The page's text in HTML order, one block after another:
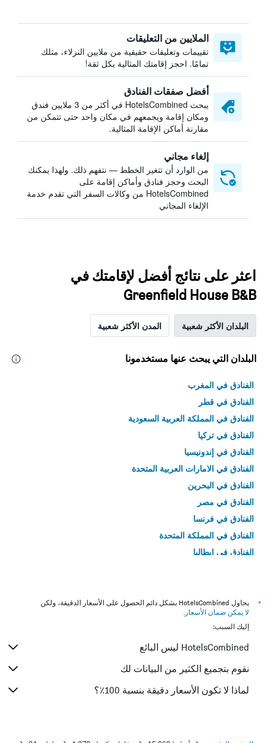
الملايين من التعليقات
تقييمات وتعليقات حقيقية من ملايين النزلاء، مثلك
تمامًا. احجز إقامتك المثالية بكل ثقة!
أفضل صفقات الفنادق
يبحث HotelsCombined في أكثر من 3 ملايين فندق
ومكان إقامة ويجمعهم في مكان واحد حتى تتمكن من
مقارنة أماكن الإقامة المثالية.
إلغاء مجاني
من الوارد أن تتغير الخطط — نتفهم ذلك. ولهذا يمكنك
البحث وحجز فنادق وأماكن إقامة على
HotelsCombined من وكالات السفر التي تقدم خدمة
الإلغاء المجاني
اعثر على نتائج أفضل لإقامتك في
Greenfield House B&B
البلدان الأكثر شعبية المدن الأكثر شعبية
البلدان التي يبحث عنها مستخدمونا
الفنادق في المغرب
الفنادق في قطر
الفنادق في المملكة العربية السعودية
الفنادق في تركيا
الفنادق في إندونيسيا
الفنادق في الامارات العربية المتحدة
الفنادق في البحرين
الفنادق في مصر
الفنادق في فرنسا
الفنادق في المملكة المتحدة
الفنادق في إيطاليا
*
يحاول HotelsCombined بشكل دائم الحصول على الأسعار الدقيقة، ولكن
لا يمكن ضمان الأسعار .
إليك السبب:
HotelsCombined ليس البائع
نقوم بتجميع الكثير من البيانات لك
لماذا لا تكون الأسعار دقيقة بنسبة 100٪؟